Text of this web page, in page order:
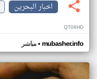
اخبار البحرين
QT06HD
مباشر• mubasher.info